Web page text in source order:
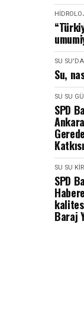
SU
Su,
SU SU
SPD
SU SU
SPD
Baraj